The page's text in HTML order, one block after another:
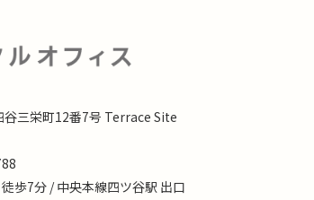
三栄町12番7号 Terrace Site
歩7分 / 中央本線四ツ谷駅 出口